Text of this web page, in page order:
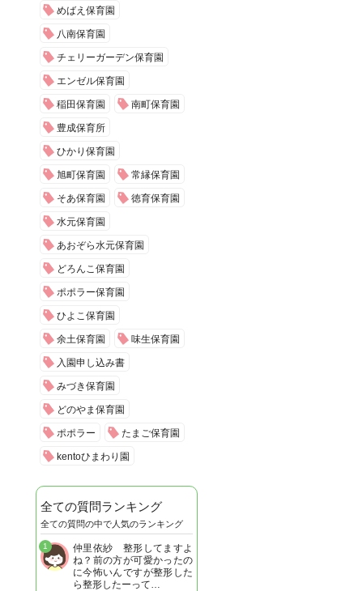
めばえ保育園
八南保育園
チェリーガーデン保育園
エンゼル保育園
稲田保育園 南町保育園
豊成保育所
ひかり保育園
旭町保育園 常縁保育園
そあ保育園 徳育保育園
水元保育園
あおぞら水元保育園
どろんこ保育園
ポポラー保育園
ひよこ保育園
余土保育園 味生保育園
入園申し込み書
みづき保育園
どのやま保育園
ポポラー たまご保育園
kentoひまわり園
全ての質問ランキング
全ての質問の中で人気のランキング
仲里依紗 整形してますよ
ね？前の方が可愛かったの
に今怖いんですが整形した
ら整形したーって…
1